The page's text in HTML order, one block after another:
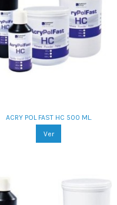
ACRY POL FAST HC 500 ML.
Ver